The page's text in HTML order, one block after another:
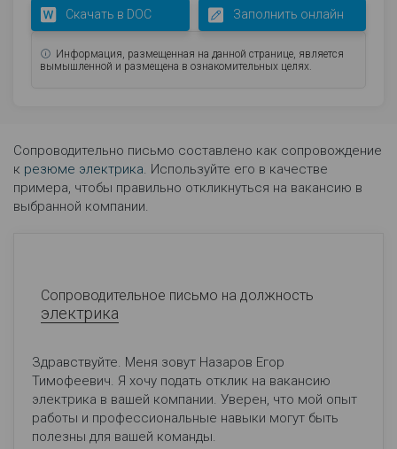
Скачать в DOC
Заполнить онлайн
Информация, размещенная на данной странице, является
вымышленной и размещена в ознакомительных целях.
Сопроводительно письмо составлено как сопровождение
к резюме электрика. Используйте его в качестве
примера, чтобы правильно откликнуться на вакансию в
выбранной компании.
Сопроводительное письмо на должность
электрика
Здравствуйте. Меня зовут Назаров Егор
Тимофеевич. Я хочу подать отклик на вакансию
электрика в вашей компании. Уверен, что мой опыт
работы и профессиональные навыки могут быть
полезны для вашей команды.